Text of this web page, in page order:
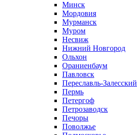
Минск
Мордовия
Мурманск
Муром
Несвиж
Нижний Новгород
Ольхон
Ораниенбаум
Павловск
Переславль-Залесский
Пермь
Петергоф
Петрозаводск
Печоры
Поволжье